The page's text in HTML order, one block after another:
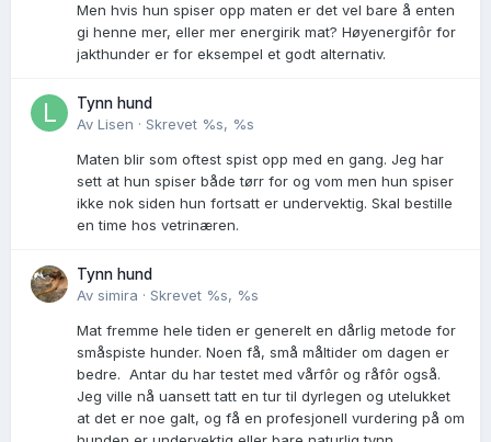
Men hvis hun spiser opp maten er det vel bare å enten
gi henne mer, eller mer energirik mat? Høyenergifôr for
jakthunder er for eksempel et godt alternativ.
Tynn hund
Av Lisen · Skrevet %s, %s
Maten blir som oftest spist opp med en gang. Jeg har
sett at hun spiser både tørr for og vom men hun spiser
ikke nok siden hun fortsatt er undervektig. Skal bestille
en time hos vetrinæren.
Tynn hund
Av simira · Skrevet %s, %s
Mat fremme hele tiden er generelt en dårlig metode for
småspiste hunder. Noen få, små måltider om dagen er
bedre. Antar du har testet med vårfôr og råfôr også.
Jeg ville nå uansett tatt en tur til dyrlegen og utelukket
at det er noe galt, og få en profesjonell vurdering på om